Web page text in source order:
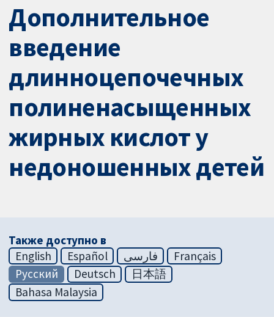
Дополнительное
введение
длинноцепочечных
полиненасыщенных
жирных кислот у
недоношенных детей
Также доступно в
English
Español فارسی
Français
Русский
Deutsch
日本語
Bahasa Malaysia